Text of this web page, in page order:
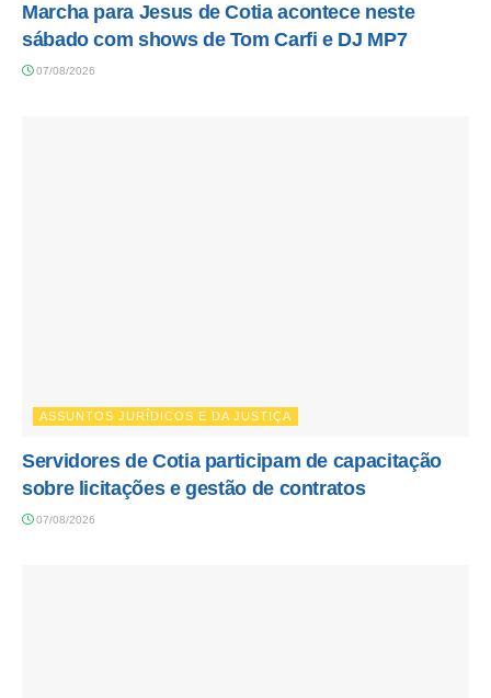
Marcha para Jesus de Cotia acontece neste
sábado com shows de Tom Carfi e DJ MP7
07/08/2026
ASSUNTOS JURÍDICOS E DA JUSTIÇA
Servidores de Cotia participam de capacitação
sobre licitações e gestão de contratos
07/08/2026